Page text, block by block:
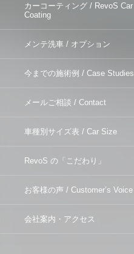
カーコーティング / RevoS Car
Coating
メンテ洗車 / オプション
今までの施術例 / Case Studies
メールご相談 / Contact
車種別サイズ表 / Car Size
RevoS の「こだわり」
お客様の声 / Customer’s Voice
会社案内・アクセス